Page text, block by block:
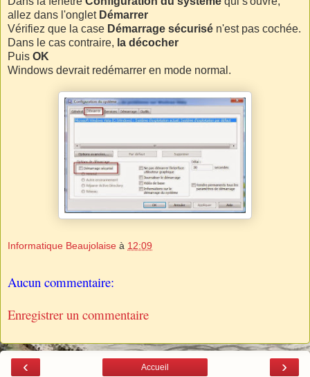
allez dans l'onglet Démarrer
Vérifiez que la case Démarrage sécurisé n'est pas cochée.
Dans le cas contraire, la décocher
Puis OK
Windows devrait redémarrer en mode normal.
Informatique Beaujolaise à 12:09
Aucun commentaire:
Enregistrer un commentaire
‹ ›
Accueil